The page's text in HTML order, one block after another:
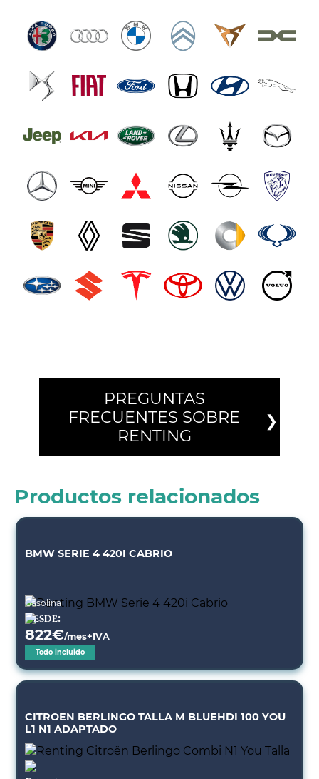
PREGUNTAS
FRECUENTES SOBRE
RENTING
Productos relacionados
BMW SERIE 4 420I CABRIO
Gasolina
Desde:
822€/mes+IVA
Todo incluido
CITROEN BERLINGO TALLA M BLUEHDI 100 YOU
L1 N1 ADAPTADO